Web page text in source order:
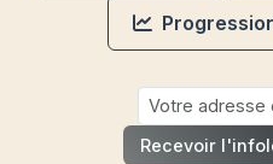
Recevoir